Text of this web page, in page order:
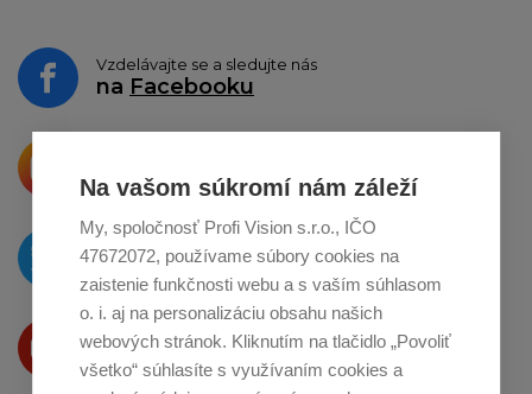
Na vašom súkromí nám záleží
My, spoločnosť Profi Vision s.r.o., IČO
47672072, používame súbory cookies na
zaistenie funkčnosti webu a s vaším súhlasom
o. i. aj na personalizáciu obsahu našich
webových stránok. Kliknutím na tlačidlo „Povoliť
všetko“ súhlasíte s využívaním cookies a
Vzdelávajte se a sledujte nás
na Facebooku
o zdieľanie naInstagrame
O novinkách píšeme
naTwitteri
Produkty Vám predstavujeme
na Youtube